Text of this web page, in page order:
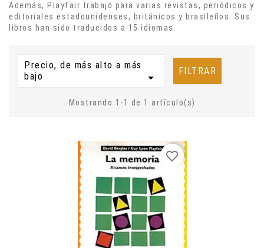
Además, Playfair trabajó para varias revistas, periódicos y
editoriales estadounidenses, británicos y brasileños. Sus
libros han sido traducidos a 15 idiomas.
Precio, de más alto a más
bajo
 FILTRAR
Mostrando 1-1 de 1 artículo(s)
favorite_border